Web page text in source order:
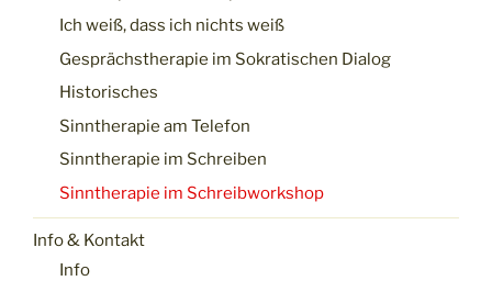
Ich weiß, dass ich nichts weiß
Gesprächstherapie im Sokratischen Dialog
Historisches
Sinntherapie am Telefon
Sinntherapie im Schreiben
Sinntherapie im Schreibworkshop
Info & Kontakt
Info